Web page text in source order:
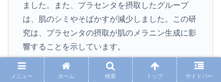
ました。また、プラセンタを摂取したグループ
は、肌のシミやそばかすが減少しました。この研
究は、プラセンタの摂取が肌のメラニン生成に影
響することを示しています。
ザクロの摂取が肌のコラーゲン生成に影響すると
メニュー ホーム 検索 トップ サイドバー